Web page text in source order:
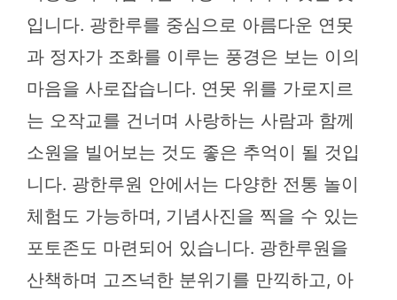
입니다. 광한루를 중심으로 아름다운 연못
과 정자가 조화를 이루는 풍경은 보는 이의
마음을 사로잡습니다. 연못 위를 가로지르
는 오작교를 건너며 사랑하는 사람과 함께
소원을 빌어보는 것도 좋은 추억이 될 것입
니다. 광한루원 안에서는 다양한 전통 놀이
체험도 가능하며, 기념사진을 찍을 수 있는
포토존도 마련되어 있습니다. 광한루원을
산책하며 고즈넉한 분위기를 만끽하고, 아